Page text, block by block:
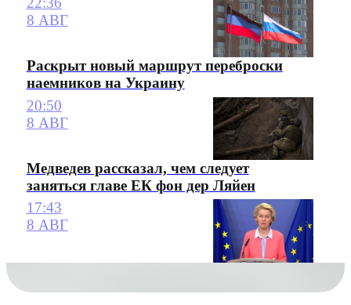
8 АВГ
Раскрыт новый маршрут переброски
наемников на Украину
20:50
8 АВГ
Медведев рассказал, чем следует
заняться главе ЕК фон дер Ляйен
17:43
8 АВГ